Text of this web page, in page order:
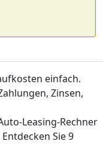
einfach.
Zinsen,
Leasing-Rechner
Sie 9